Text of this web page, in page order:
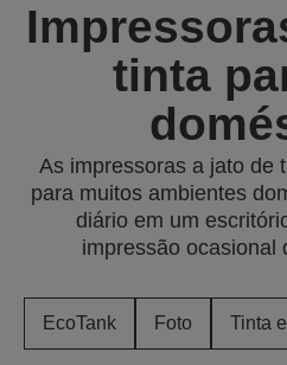
tinta
As impressoras a jato de
para muitos ambientes
diário em um
impressão ocasional
EcoTank Foto Tinta